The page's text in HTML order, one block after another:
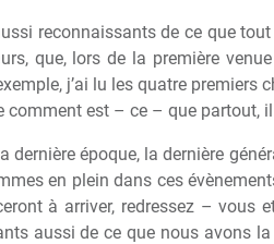
reconnaissants de ce que
urs, que, lors de la première
j’ai lu les quatre premiers
comment est – ce – que partout,
dernière époque, la dernière
en plein dans ces évè
à arriver, redressez – vous
aussi de ce que nous avons